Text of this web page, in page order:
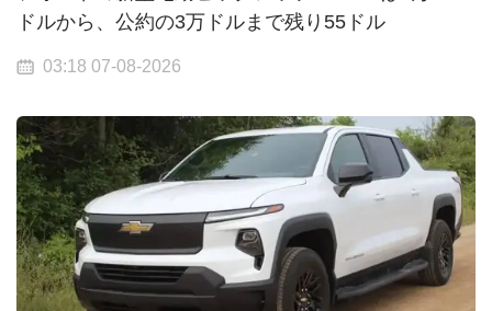
ドルから、公約の3万ドルまで残り55ドル
03:18 07-08-2026